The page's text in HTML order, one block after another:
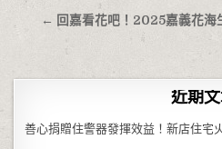
← 回嘉看花吧！2025嘉義花海
近期
善心捐贈住警器發揮效益！新店住宅